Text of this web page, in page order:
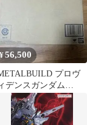
¥56,500
プロヴ
デンスガンダム
CLIMAX BATTLE Ver